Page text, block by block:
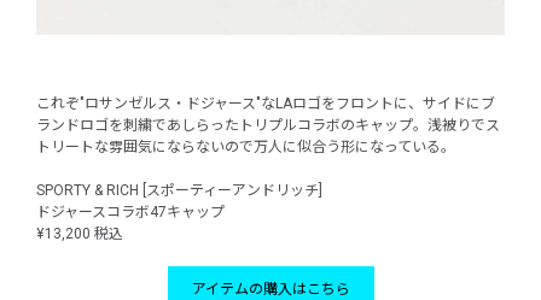
これぞ"ロサンゼルス・ドジャース"なLAロゴをフロントに、サイドにブ
ランドロゴを刺繍であしらったトリプルコラボのキャップ。浅被りでス
トリートな雰囲気にならないので万人に似合う形になっている。
SPORTY & RICH [スポーティーアンドリッチ]
ドジャースコラボ47キャップ
¥13,200 税込
アイテムの購入はこちら